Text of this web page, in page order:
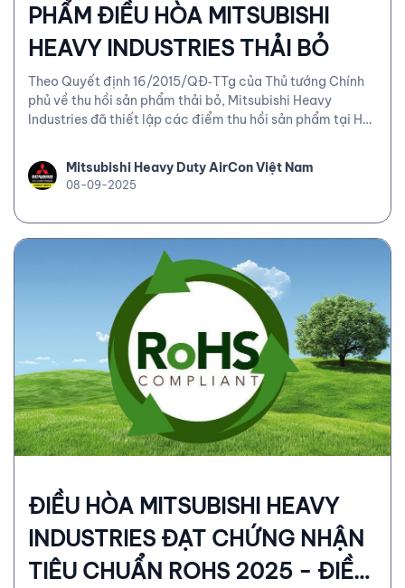
PHẨM ĐIỀU HÒA MITSUBISHI
HEAVY INDUSTRIES THẢI BỎ
Theo Quyết định 16/2015/QĐ‑TTg của Thủ tướng Chính
phủ về thu hồi sản phẩm thải bỏ, Mitsubishi Heavy
Industries đã thiết lập các điểm thu hồi sản phẩm tại Hà
Mitsubishi Heavy Duty AirCon Việt Nam
08-09-2025
ĐIỀU HÒA MITSUBISHI HEAVY
INDUSTRIES ĐẠT CHỨNG NHẬN
TIÊU CHUẨN ROHS 2025 - ĐIỀU